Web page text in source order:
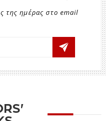
της ημέρας στο email